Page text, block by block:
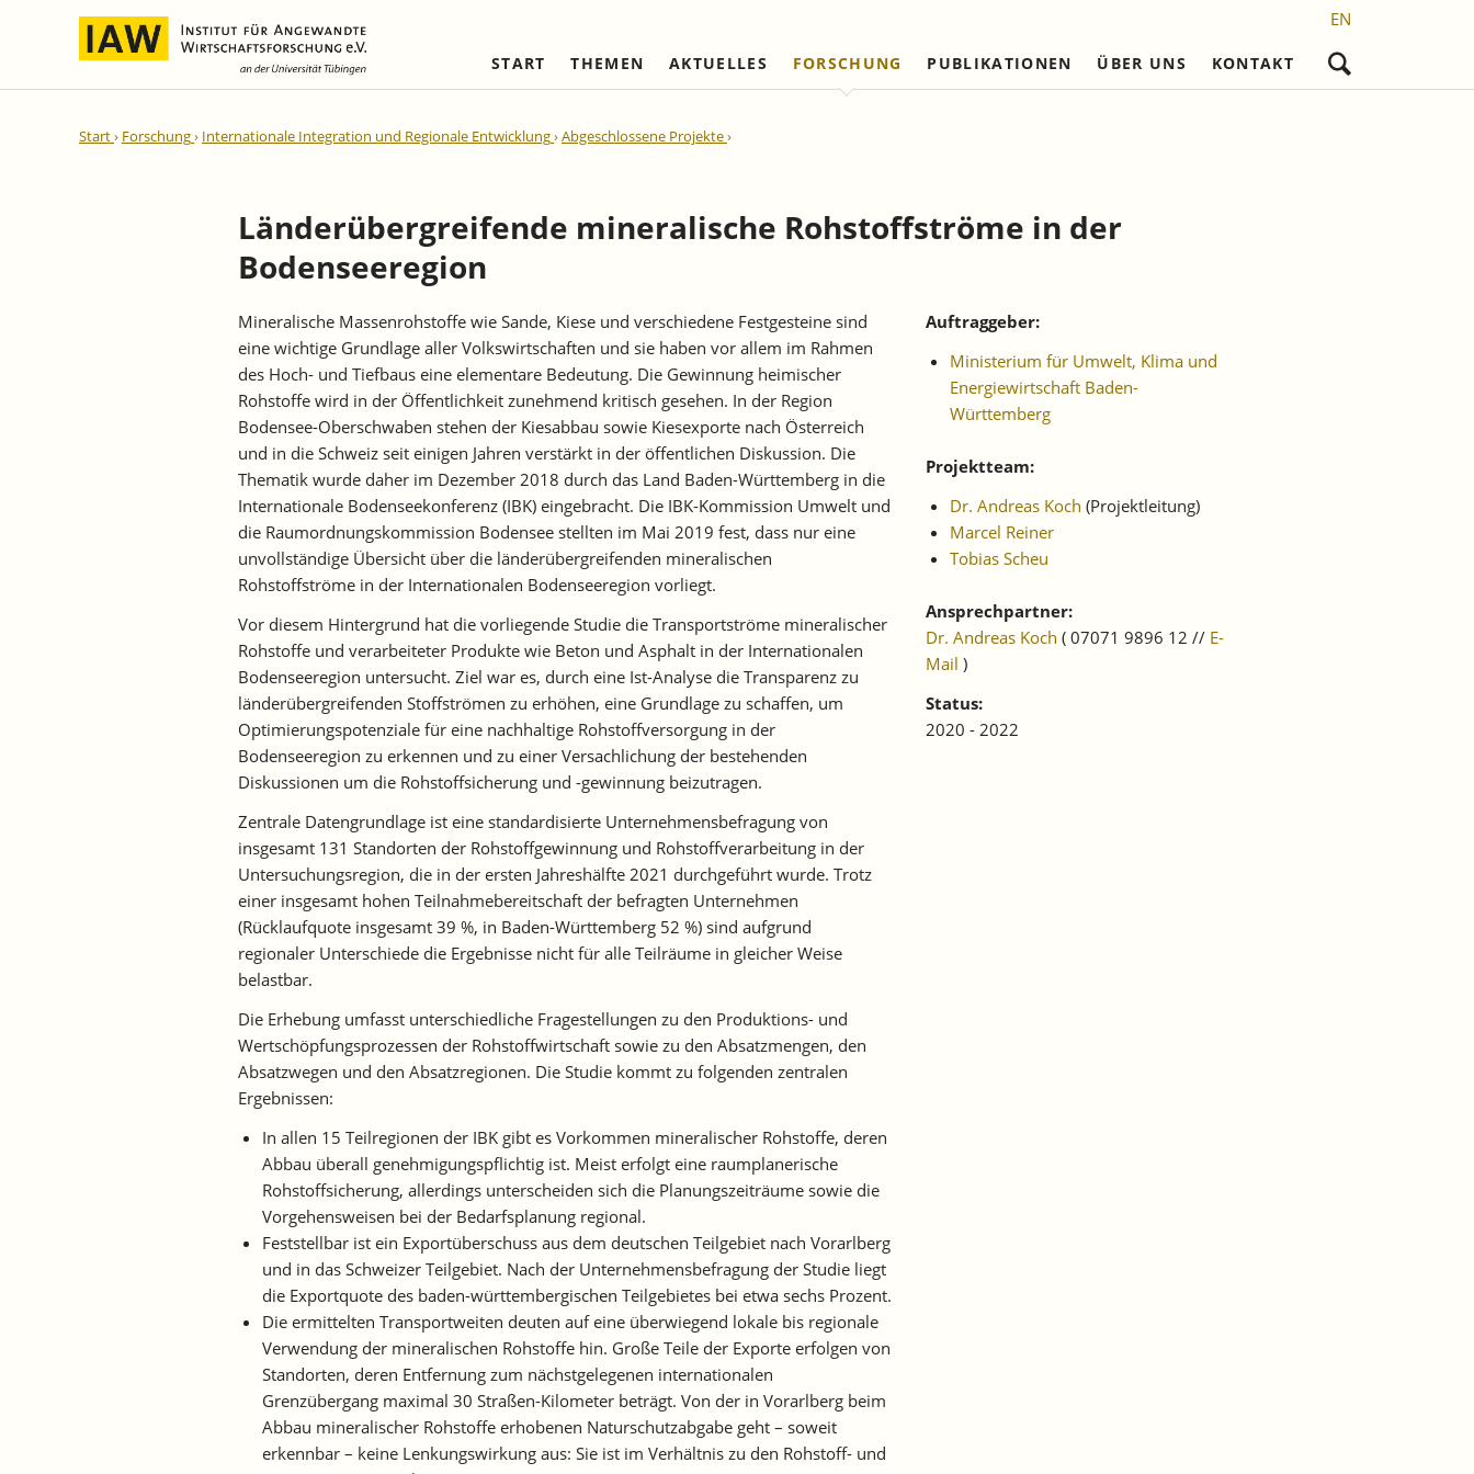
EN
Navigation
überspringen
START THEMEN AKTUELLES FORSCHUNG
Regionale Entwicklung
Abgeschlossene Projekte
Sicherung
Abgeschlossene Projekte
Abgeschlossene Projekte
Promotionen
PUBLIKATIONEN
IAW-Diskussionspapiere
IAW-Kurzberichte
IAW-Policy Reports
IAW-Impulse
IAW-News
ÜBER UNS
Mitarbeiterinnen
Research Fellows
Sekretariat und IT
Studentische Hilfskräfte,
Praktikantinnen und Praktikanten
Firmenmitglieder
Satzung
Norbert-Kloten-Preis
Netzwerk Bessere Rechtssetzung
Studentische Hilfskräfte,
KONTAKT
Start Forschung Internationale Integration und Regionale Entwicklung Abgeschlossene Projekte
Länderübergreifende mineralische Rohstoffströme in der
Bodenseeregion
Mineralische Massenrohstoffe wie Sande, Kiese und verschiedene Festgesteine sind
eine wichtige Grundlage aller Volkswirtschaften und sie haben vor allem im Rahmen
des Hoch- und Tiefbaus eine elementare Bedeutung. Die Gewinnung heimischer
Rohstoffe wird in der Öffentlichkeit zunehmend kritisch gesehen. In der Region
Bodensee-Oberschwaben stehen der Kiesabbau sowie Kiesexporte nach Österreich
und in die Schweiz seit einigen Jahren verstärkt in der öffentlichen Diskussion. Die
Thematik wurde daher im Dezember 2018 durch das Land Baden-Württemberg in die
Internationale Bodenseekonferenz (IBK) eingebracht. Die IBK-Kommission Umwelt und
die Raumordnungskommission Bodensee stellten im Mai 2019 fest, dass nur eine
unvollständige Übersicht über die länderübergreifenden mineralischen
Rohstoffströme in der Internationalen Bodenseeregion vorliegt.
Vor diesem Hintergrund hat die vorliegende Studie die Transportströme mineralischer
Rohstoffe und verarbeiteter Produkte wie Beton und Asphalt in der Internationalen
Bodenseeregion untersucht. Ziel war es, durch eine Ist-Analyse die Transparenz zu
länderübergreifenden Stoffströmen zu erhöhen, eine Grundlage zu schaffen, um
Optimierungspotenziale für eine nachhaltige Rohstoffversorgung in der
Bodenseeregion zu erkennen und zu einer Versachlichung der bestehenden
Diskussionen um die Rohstoffsicherung und -gewinnung beizutragen.
Zentrale Datengrundlage ist eine standardisierte Unternehmensbefragung von
insgesamt 131 Standorten der Rohstoffgewinnung und Rohstoffverarbeitung in der
Untersuchungsregion, die in der ersten Jahreshälfte 2021 durchgeführt wurde. Trotz
einer insgesamt hohen Teilnahmebereitschaft der befragten Unternehmen
(Rücklaufquote insgesamt 39 %, in Baden-Württemberg 52 %) sind aufgrund
regionaler Unterschiede die Ergebnisse nicht für alle Teilräume in gleicher Weise
belastbar.
Die Erhebung umfasst unterschiedliche Fragestellungen zu den Produktions- und
Wertschöpfungsprozessen der Rohstoffwirtschaft sowie zu den Absatzmengen, den
Absatzwegen und den Absatzregionen. Die Studie kommt zu folgenden zentralen
Ergebnissen:
In allen 15 Teilregionen der IBK gibt es Vorkommen mineralischer Rohstoffe, deren
Abbau überall genehmigungspflichtig ist. Meist erfolgt eine raumplanerische
Rohstoffsicherung, allerdings unterscheiden sich die Planungszeiträume sowie die
Vorgehensweisen bei der Bedarfsplanung regional.
Feststellbar ist ein Exportüberschuss aus dem deutschen Teilgebiet nach Vorarlberg
und in das Schweizer Teilgebiet. Nach der Unternehmensbefragung der Studie liegt
die Exportquote des baden-württembergischen Teilgebietes bei etwa sechs Prozent.
Die ermittelten Transportweiten deuten auf eine überwiegend lokale bis regionale
Verwendung der mineralischen Rohstoffe hin. Große Teile der Exporte erfolgen von
Standorten, deren Entfernung zum nächstgelegenen internationalen
Grenzübergang maximal 30 Straßen-Kilometer beträgt. Von der in Vorarlberg beim
Abbau mineralischer Rohstoffe erhobenen Naturschutzabgabe geht – soweit
erkennbar – keine Lenkungswirkung aus: Sie ist im Verhältnis zu den Rohstoff- und
Auftraggeber:
Ministerium für Umwelt, Klima und
Energiewirtschaft Baden-
Württemberg
Projektteam:
Dr. Andreas Koch (Projektleitung)
Marcel Reiner
Tobias Scheu
Ansprechpartner:
Dr. Andreas Koch ( 07071 9896 12 // E-
Mail )
Status:
2020 - 2022